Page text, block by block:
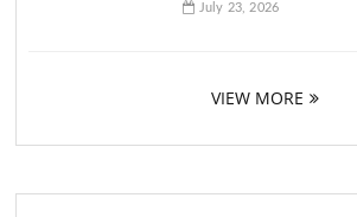
July 23, 2026
VIEW MORE